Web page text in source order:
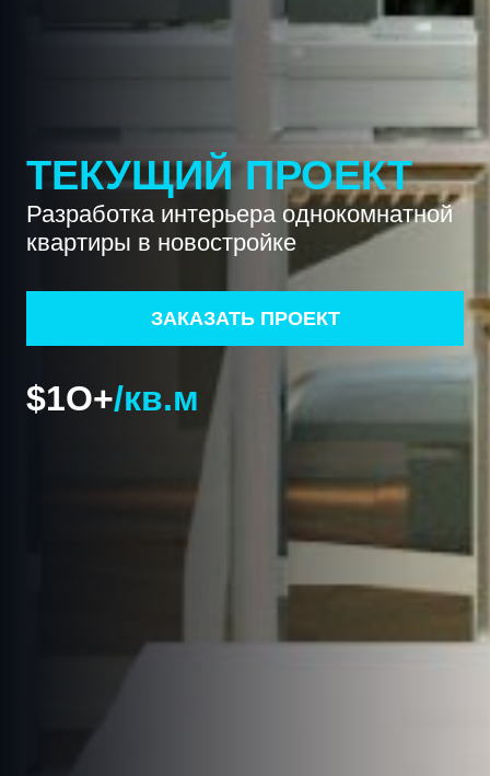
ТЕКУЩИЙ ПРОЕКТ
Разработка интерьера однокомнатной
квартиры в новостройке
ЗАКАЗАТЬ ПРОЕКТ
$1O+/кв.м